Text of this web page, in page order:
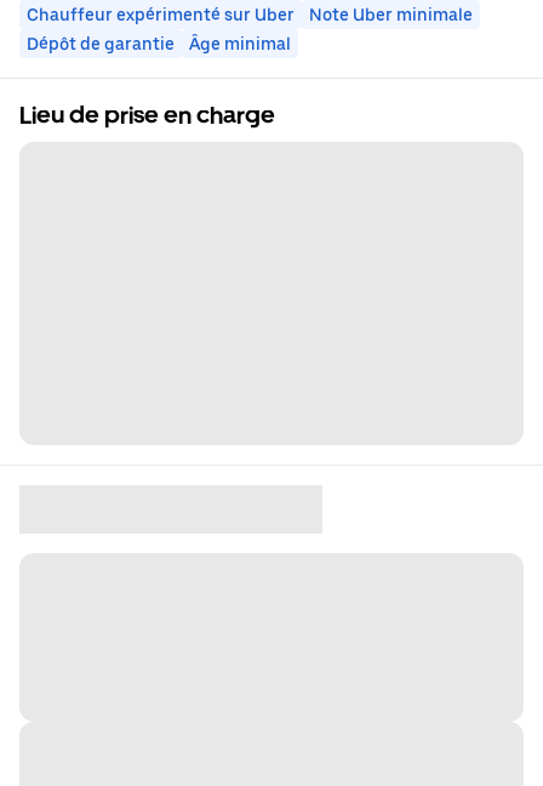
Chauffeur expérimenté sur Uber
Note Uber minimale
Dépôt de garantie
Âge minimal
Lieu de prise en charge